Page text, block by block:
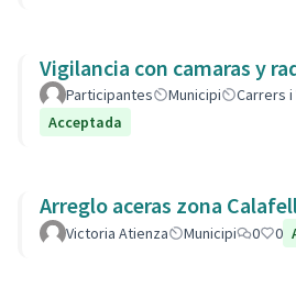
Vigilancia con camaras y
Participantes Municipi Carrers i
Acceptada
Arreglo aceras zona
Victoria Atienza Municipi 0 0